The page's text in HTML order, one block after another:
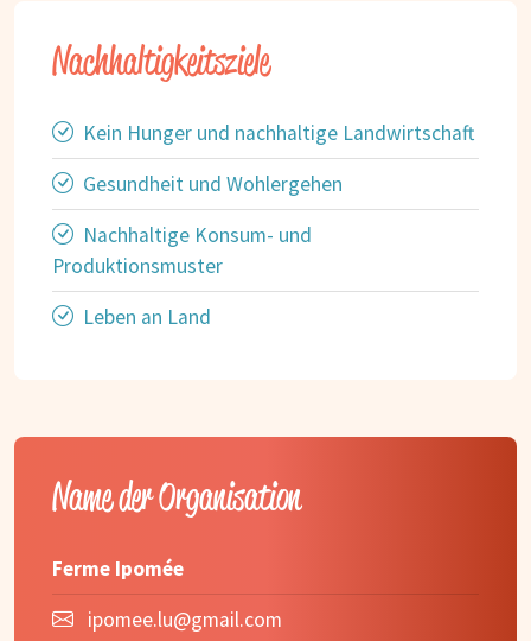
Nachhaltigkeitsziele
Kein Hunger und nachhaltige Landwirtschaft
Gesundheit und Wohlergehen
Nachhaltige Konsum- und
Produktionsmuster
Leben an Land
Name der Organisation
Ferme Ipomée
ipomee.lu@gmail.com